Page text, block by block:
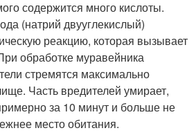
содержится много кислоты.
(натрий двууглекислый)
реакцию, которая вызывает
обработке муравейника
стремятся максимально
Часть вредителей умирает,
за 10 минут и больше не
место обитания.